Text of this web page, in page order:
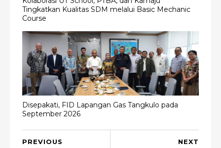
Tingkatkan Kualitas SDM melalui Basic Mechanic
Course
Disepakati, FID Lapangan Gas Tangkulo pada
September 2026
NEXT
PREVIOUS